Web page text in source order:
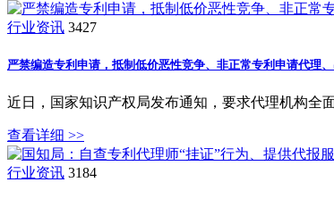
行业资讯 3427
严禁编造专利申请，抵制低价恶性竞争、非正常专利申请代理
近日，国家知识产权局发布通知，要求代理机构
查看详细 >>
行业资讯 3184